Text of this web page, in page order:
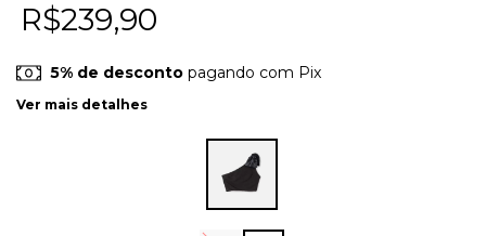
R$239,90
5% de desconto pagando com Pix
Ver mais detalhes